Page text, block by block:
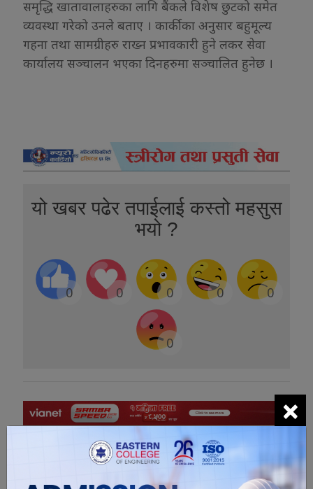
समृद्धि खातावालाहरुका लागि बैंकले विशेष छुटको समेत
व्यवस्था गरेको उनले बताए । कार्कीका अनुसार बहुमूल्य
गहना तथा सामग्रीहरु राख्न प्रभावकारी हुने लकर सेवा
कार्यालय सञ्चालन भएका दिनहरुमा सञ्चालित हुनेछ ।
यो खबर पढेर तपाईलाई कस्तो महसुस
भयो ?
0 0 0 0 0
0
×